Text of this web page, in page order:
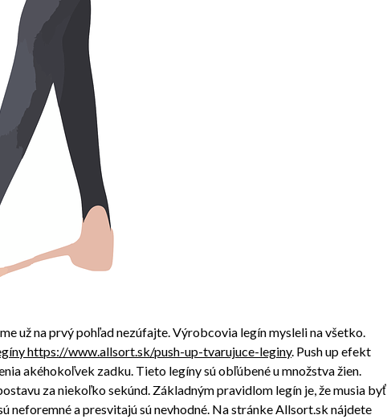
už na prvý pohľad nezúfajte. Výrobcovia legín mysleli na všetko.
https://www.allsort.sk/push-up-tvarujuce-leginy. Push up efekt
akéhokoľvek zadku. Tieto legíny sú obľúbené u množstva žien.
za niekoľko sekúnd. Základným pravidlom legín je, že musia byť
neforemné a presvitajú sú nevhodné. Na stránke Allsort.sk nájdete